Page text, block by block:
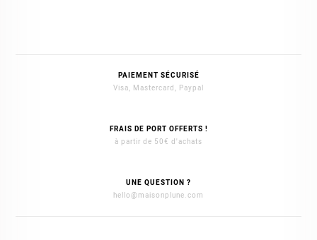
PAIEMENT SÉCURISÉ
Visa, Mastercard, Paypal
FRAIS DE PORT OFFERTS !
à partir de 50€ d'achats
UNE QUESTION ?
hello@maisonplune.com